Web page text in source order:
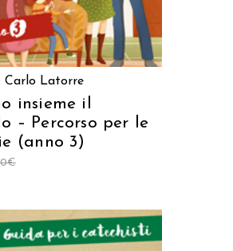
Carlo Latorre
insieme il
– Percorso per le
(anno 3)
€